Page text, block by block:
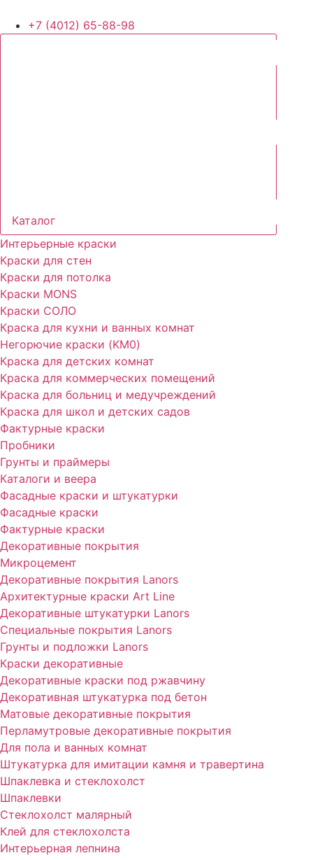
+7 (4012) 65-88-98
Каталог
Интерьерные краски
Краски для стен
Краски для потолка
Краски MONS
Краски СОЛО
Краска для кухни и ванных комнат
Негорючие краски (KM0)
Краска для детских комнат
Краска для коммерческих помещений
Краска для больниц и медучреждений
Краска для школ и детских садов
Фактурные краски
Пробники
Грунты и праймеры
Каталоги и веера
Фасадные краски и штукатурки
Фасадные краски
Фактурные краски
Декоративные покрытия
Микроцемент
Декоративные покрытия Lanors
Архитектурные краски Art Line
Декоративные штукатурки Lanors
Специальные покрытия Lanors
Грунты и подложки Lanors
Краски декоративные
Декоративные краски под ржавчину
Декоративная штукатурка под бетон
Матовые декоративные покрытия
Перламутровые декоративные покрытия
Для пола и ванных комнат
Штукатурка для имитации камня и травертина
Шпаклевка и стеклохолст
Шпаклевки
Стеклохолст малярный
Клей для стеклохолста
Интерьерная лепнина